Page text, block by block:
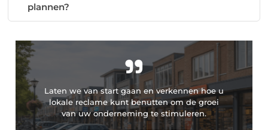
plannen?
"
Laten we van start gaan en verkennen hoe u
lokale reclame kunt benutten om de groei
van uw onderneming te stimuleren.